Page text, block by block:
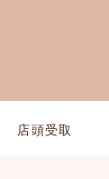
店頭受取